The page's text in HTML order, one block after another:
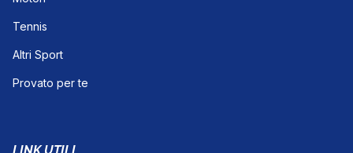
Tennis
Altri Sport
Provato per te